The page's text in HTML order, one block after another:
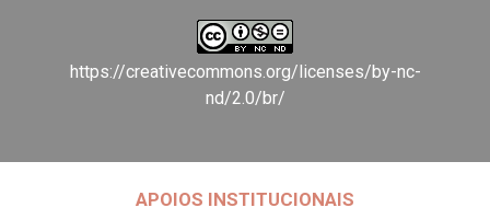
https://creativecommons.org/licenses/by-nc-
nd/2.0/br/
APOIOS INSTITUCIONAIS